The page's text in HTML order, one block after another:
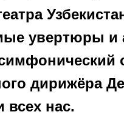
увертюры и
дирижёра
всех нас.